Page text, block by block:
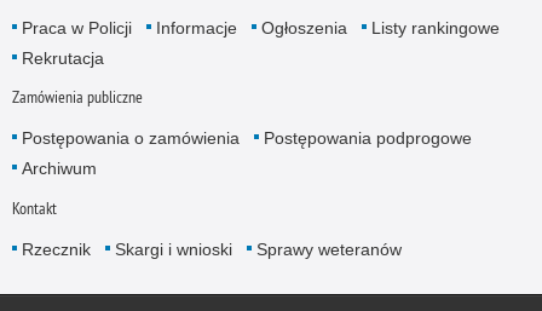
Praca w Policji Informacje Ogłoszenia
Listy rankingowe
Rekrutacja
Zamówienia publiczne
Postępowania o zamówienia
Postępowania podprogowe
Archiwum
Kontakt
Rzecznik Skargi i wnioski Sprawy weteranów